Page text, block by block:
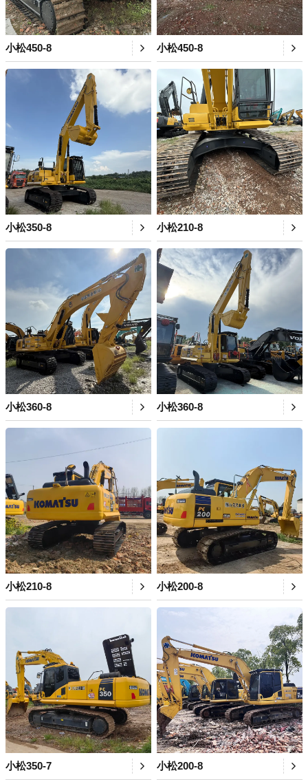
小松450-8 小松450-8
小松350-8 小松210-8
小松360-8 小松360-8
小松210-8 小松200-8
小松350-7 小松200-8